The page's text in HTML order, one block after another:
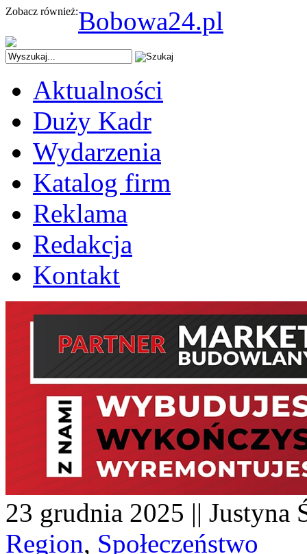
Zobacz również:Bobowa24.pl
Aktualności
Duży Kadr
Wydarzenia
Katalog firm
Reklama
Redakcja
Kontakt
23 grudnia 2025 ||
Region, Społeczeństwo